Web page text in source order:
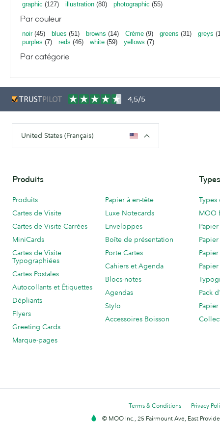
graphic (127) illustration (80) photographic (55)
Par couleur
noir(45) blues (51) browns (14) Crème (9) greens (31) greys
purples (7) reds (46) white (59) yellows (7)
Par catégorie
4,5/5
United States (Français)
Produits
Produits
Cartes de Visite
Cartes de Visite Carrées
MiniCards
Cartes de Visite
Typographiées
Cartes Postales
Autocollants et Étiquettes
Dépliants
Flyers
Greeting Cards
Marque-pages
Papier à en-tête
Luxe Notecards
Enveloppes
Boîte de présentation
Porte Cartes
Cahiers et Agenda
Blocs-notes
Agendas
Stylo
Accessoires Boisson
MOO
Pack
Terms & Conditions
Privacy
© MOO Inc., 25 Fairmount Ave, East